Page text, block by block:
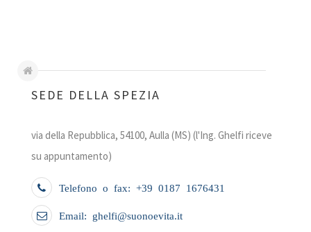
SEDE DELLA SPEZIA
via della Repubblica, 54100, Aulla (MS) (l'Ing. Ghelfi riceve
su appuntamento)
Telefono o fax: +39 0187 1676431
Email: ghelfi@suonoevita.it